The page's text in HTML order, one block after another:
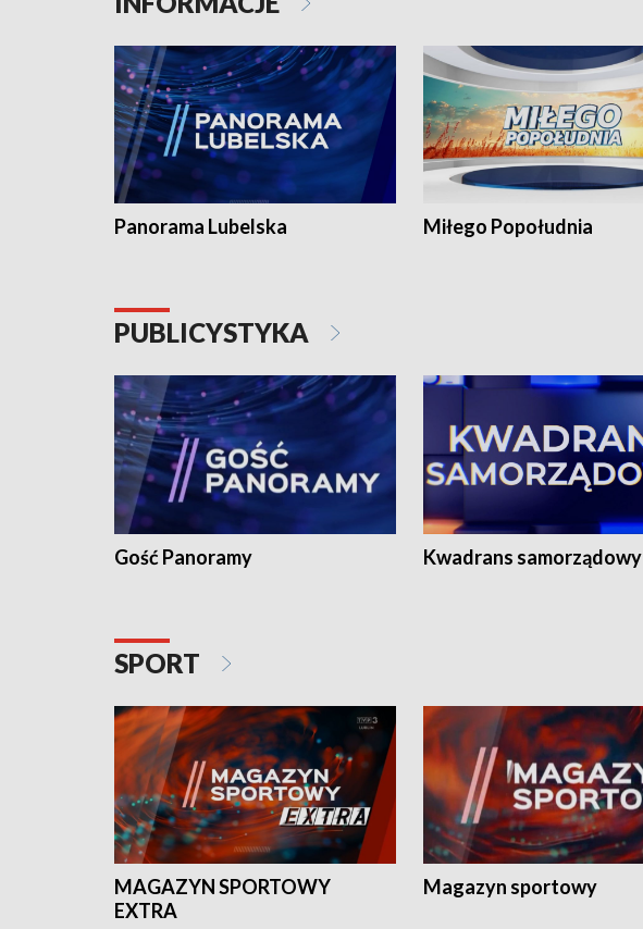
Panorama Lubelska Miłego Popołudnia
PUBLICYSTYKA
Gość Panoramy Kwadrans samorządowy
SPORT
MAGAZYN SPORTOWY
EXTRA
Magazyn sportowy